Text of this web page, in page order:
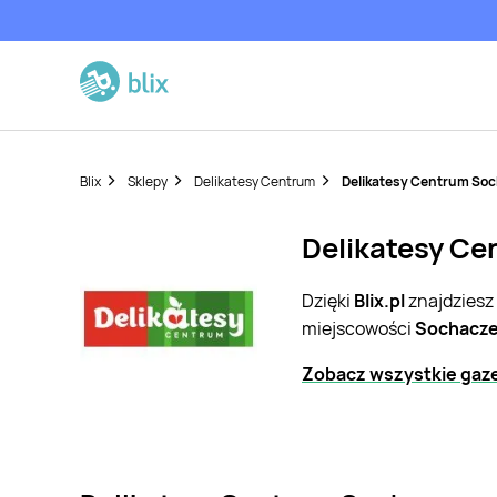
Blix Sklepy Delikatesy Centrum Delikatesy Centrum
Delikatesy
Dzięki Blix.pl
miejscowości
Zobacz wszystkie